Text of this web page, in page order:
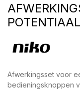
Afwerkingsset voor
bedieningsknoppen